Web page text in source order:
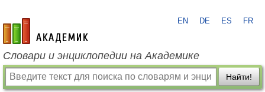
academic.ru
EN DE ES FR
Словари и энциклопедии на Академике
Найти!